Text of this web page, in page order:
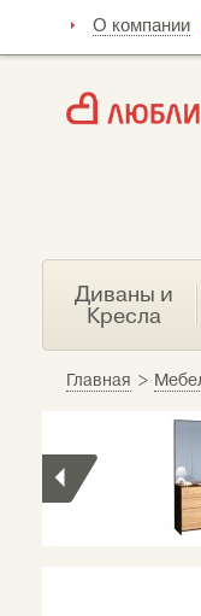
О компании
Диваны и
Кресла
Главная >